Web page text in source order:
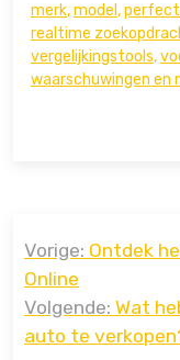
merk,model,
realtime
vergelijkingstools,
waarschuwingen en
navigatie
Vorige: Ontdek
Online
Volgende: Wat
auto te